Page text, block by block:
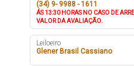
(34) 9- 9988 - 1611
ÁS 13:30 HORAS NO CASO DE
VALOR DA AVALIAÇÃO.
Leiloeiro
Glener Brasil Cassiano